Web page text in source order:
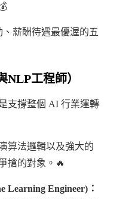
薪酬待遇最優渥的五
工程師）
支撐整個 AI 行業運轉
算法邏輯以及強大的
搶的對象。🔥
Learning Engineer)：